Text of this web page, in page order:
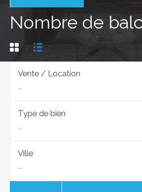
Nombre de
Vente / Location
...
Type de bien
...
Ville
...